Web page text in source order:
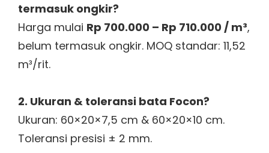
termasuk ongkir?
Harga mulai Rp 700.000 – Rp 710.000 / m³,
belum termasuk ongkir. MOQ standar: 11,52
m³/rit.
2. Ukuran & toleransi bata Focon?
Ukuran: 60×20×7,5 cm & 60×20×10 cm.
Toleransi presisi ± 2 mm.